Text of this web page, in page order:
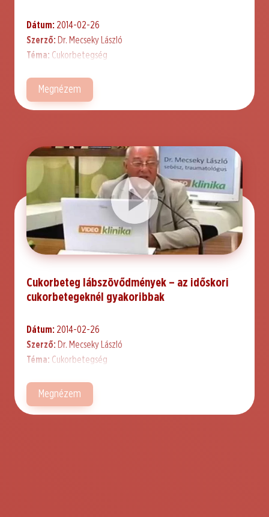
Dátum: 2014-02-26
Szerző: Dr. Mecseky László
Téma: Cukorbetegség
Megnézem
Cukorbeteg lábszövődmények – az időskori
cukorbetegeknél gyakoribbak
Dátum: 2014-02-26
Szerző: Dr. Mecseky László
Téma: Cukorbetegség
Megnézem